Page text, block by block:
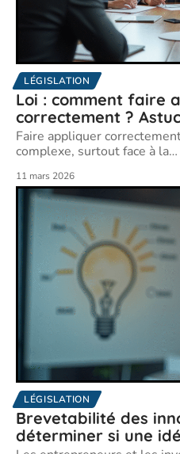
LÉGISLATION
Loi : comment faire
correctement ?
Faire appliquer
complexe, surtout face à la…
11 mars 2026
LÉGISLATION
Brevetabilité des
déterminer si une